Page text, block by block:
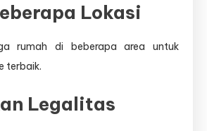
Lokasi
rumah di beberapa area untuk
terbaik.
Legalitas